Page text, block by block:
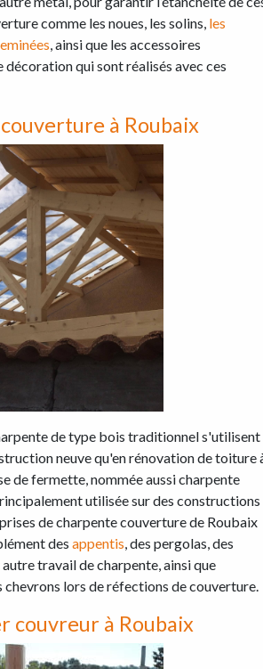
comme les noues, les solins, les
, ainsi que les accessoires
décoration qui sont réalisés avec ces
à Roubaix
de type bois traditionnel s'utilisent
neuve qu'en rénovation de toiture
de fermette, nommée aussi charpente
utilisée sur des constructions
de charpente couverture de Roubaix
des appentis, des pergolas, des
travail de charpente, ainsi que
chevrons lors de réfections de couverture.
couvreur à Roubaix